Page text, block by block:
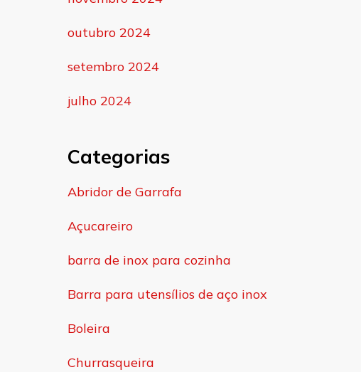
outubro 2024
setembro 2024
julho 2024
Categorias
Abridor de Garrafa
Açucareiro
barra de inox para cozinha
Barra para utensílios de aço inox
Boleira
Churrasqueira